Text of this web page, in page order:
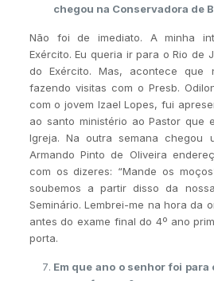
chegou na Conservadora de
Não foi de imediato. A minha
Exército. Eu queria ir para o Rio de
do Exército. Mas, acontece que
fazendo visitas com o Presb.
com o jovem Izael Lopes, fui
ao santo ministério ao Pastor que
Igreja. Na outra semana chegou
Armando Pinto de Oliveira
com os dizeres: “Mande os
soubemos a partir disso da
Seminário. Lembrei-me na hora da
antes do exame final do 4º ano
porta.
Em que ano o senhor foi para